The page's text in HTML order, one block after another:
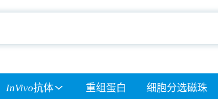
InVivo抗体 重组蛋白 细胞分选磁珠